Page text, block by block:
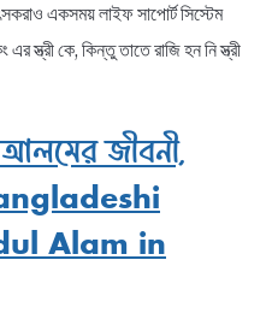
একসময় লাইফ সাপোর্ট সিস্টেম
স্ত্রী কে, কিন্তু তাতে রাজি হন নি স্ত্রী
আলমের জীবনী,
Alam in